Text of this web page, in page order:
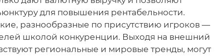
для повышения рентабельности.
разнообразные по присутствию игроков —
школой конкуренции. Выходя на внешний
региональные и мировые тренды, могут